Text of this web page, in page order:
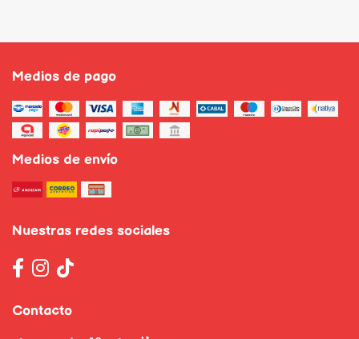
Medios de pago
Medios de envío
Nuestras redes sociales
Contacto